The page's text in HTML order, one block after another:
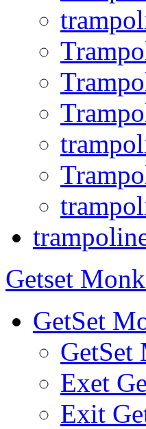
Getset
GetSet
GetSet
Exet
Exit